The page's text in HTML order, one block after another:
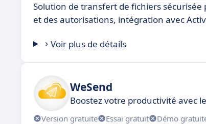
Solution de transfert de fichiers
et des autorisations, intégration avec
Voir plus de détails
WeSend
Boostez votre productivité avec
Version gratuite Essai gratuit Démo